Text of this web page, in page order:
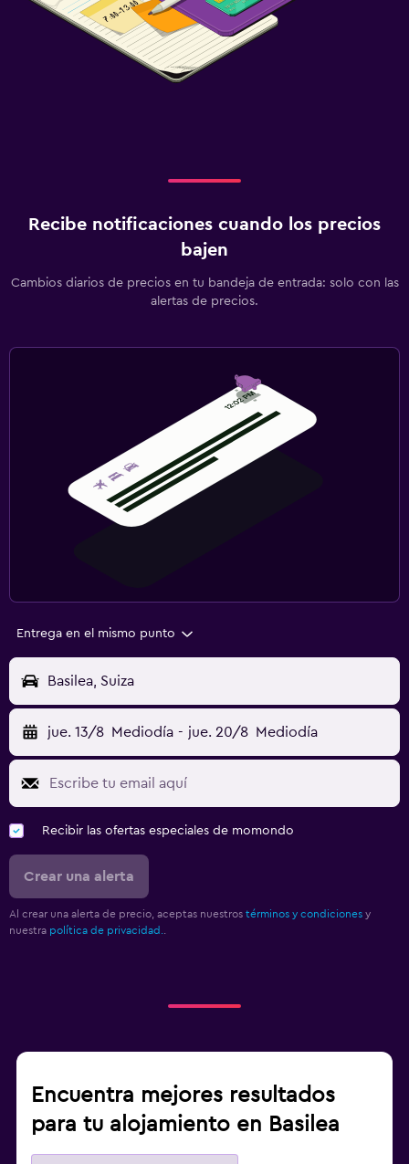
Recibe notificaciones cuando los precios
bajen
Cambios diarios de precios en tu bandeja de entrada: solo con las
alertas de precios.
Entrega en el mismo punto
Basilea, Suiza
jue. 13/8 Mediodía - jue. 20/8 Mediodía
Recibir las ofertas especiales de momondo
Crear una alerta
Al crear una alerta de precio, aceptas nuestros términos y condiciones y
nuestra política de privacidad.
Encuentra mejores resultados
para tu alojamiento en Basilea